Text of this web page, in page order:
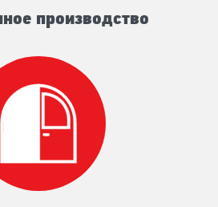
производство